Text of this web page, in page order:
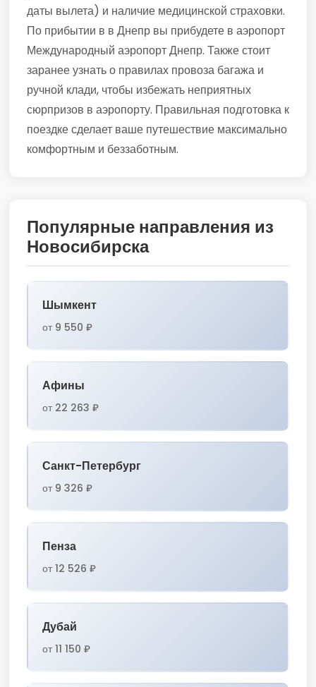
даты вылета) и наличие медицинской страховки.
По прибытии в в Днепр вы прибудете в аэропорт
Международный аэропорт Днепр. Также стоит
заранее узнать о правилах провоза багажа и
ручной клади, чтобы избежать неприятных
сюрпризов в аэропорту. Правильная подготовка к
поездке сделает ваше путешествие максимально
комфортным и беззаботным.
Популярные направления из
Новосибирска
Шымкент
от 9 550 ₽
Афины
от 22 263 ₽
Санкт-Петербург
от 9 326 ₽
Пенза
от 12 526 ₽
Дубай
от 11 150 ₽